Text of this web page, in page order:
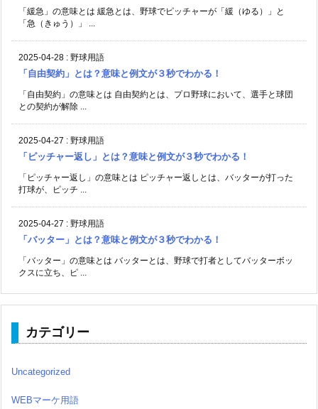
「緩急」の意味とは 緩急とは、野球でピッチャーが「緩（ゆる）」と
「急（きゅう）」 ...
2025-04-28 : 野球用語
「自由契約」とは？意味と例文が３秒でわかる！
「自由契約」の意味とは 自由契約とは、プロ野球において、選手と球団
との契約が解除 ...
2025-04-27 : 野球用語
「ピッチャー返し」とは？意味と例文が３秒でわかる！
「ピッチャー返し」の意味とは ピッチャー返しとは、バッターが打った
打球が、ピッチ ...
2025-04-27 : 野球用語
「バッター」とは？意味と例文が３秒でわかる！
「バッター」の意味とは バッターとは、野球で打者としてバッターボッ
クスに立ち、ピ ...
カテゴリー
Uncategorized
WEBマーケ用語